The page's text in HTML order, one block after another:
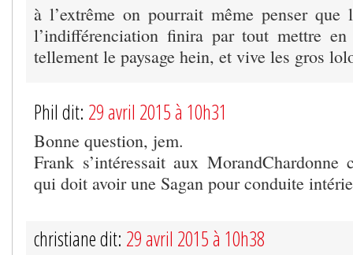
à l’extrême on pourrait même penser
l’indifférenciation finira par tout mettre
tellement le paysage hein, et vive les gros
Phil dit: 29 avril 2015 à 10h31
Bonne question, jem.
Frank s’intéressait aux MorandChardonne
qui doit avoir une Sagan pour conduite
christiane dit: 29 avril 2015 à 10h38